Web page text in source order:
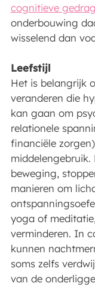
cognitieve
onderbouwing
wisselend dan
Leefstijl
Het is belangrijk
veranderen die
kan gaan om
relationele
financiële
middelengebruik.
beweging,
manieren om
yoga of
verminderen. In
kunnen
soms zelfs
van de